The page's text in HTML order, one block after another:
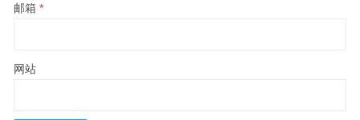
邮箱 *
网站